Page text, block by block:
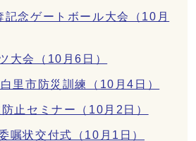
記念ゲートボール大会（10月
大会（10月6日）
里市防災訓練（10月4日）
止セミナー（10月2日）
嘱状交付式（10月1日）